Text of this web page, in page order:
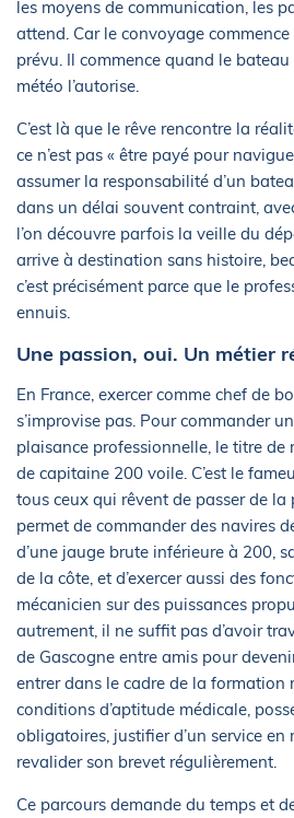
les moyens de communication, les
attend. Car le convoyage
prévu. Il commence quand le
météo l’autorise.
C’est là que le rêve rencontre la
ce n’est pas « être payé pour
assumer la responsabilité d’un
dans un délai souvent contraint,
l’on découvre parfois la veille du
arrive à destination sans histoire,
c’est précisément parce que le
ennuis.
Une passion, oui. Un métier
En France, exercer comme chef de
s’improvise pas. Pour commander
plaisance professionnelle, le titre de
de capitaine 200 voile. C’est le
tous ceux qui rêvent de passer de la
permet de commander des navires
d’une jauge brute inférieure à 200,
de la côte, et d’exercer aussi des
mécanicien sur des puissances
autrement, il ne suffit pas d’avoir
de Gascogne entre amis pour
entrer dans le cadre de la formation
conditions d’aptitude médicale,
obligatoires, justifier d’un service
revalider son brevet régulièrement.
Ce parcours demande du temps et